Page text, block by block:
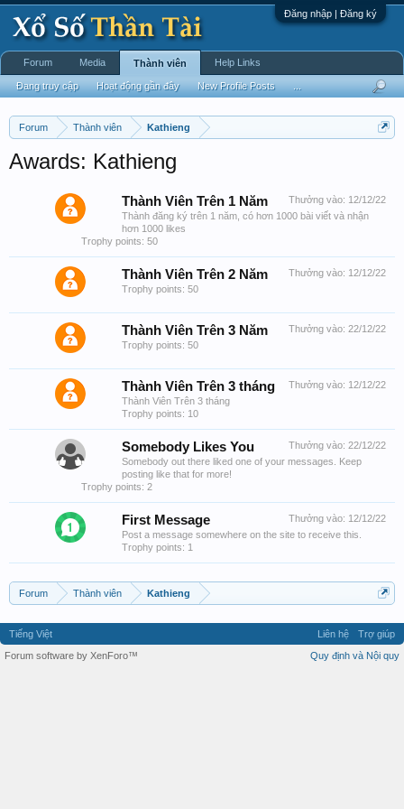
Đăng nhập | Đăng ký
Forum Thành viên Kathieng
Awards: Kathieng
Thưởng vào: 12/12/22
Thành Viên Trên 1 Năm
Thành đăng ký trên 1 năm, có hơn 1000 bài viết và nhận
hơn 1000 likes
Trophy points: 50
Thưởng vào: 12/12/22
Thành Viên Trên 2 Năm
Trophy points: 50
Thưởng vào: 22/12/22
Thành Viên Trên 3 Năm
Trophy points: 50
Thưởng vào: 12/12/22
Thành Viên Trên 3 tháng
Thành Viên Trên 3 tháng
Trophy points: 10
Thưởng vào: 22/12/22
Somebody Likes You
Somebody out there liked one of your messages. Keep
posting like that for more!
Trophy points: 2
Thưởng vào: 12/12/22
First Message
Post a message somewhere on the site to receive this.
Trophy points: 1
Forum Thành viên Kathieng
Forum Media Thành viên
Đang truy cập Hoạt động gần đây New Profile Posts
Help Links
Tiếng Việt Liên hệ
Trợ giúp
Quy định và Nội quy
Forum software by XenForo™